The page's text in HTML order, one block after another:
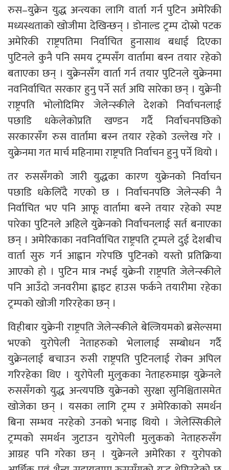
रुस–युक्रेन युद्ध अन्त्यका लागि वार्ता गर्न पुटिन अमेरिकी
मध्यस्थताको खोजीमा देखिन्छन् । डोनाल्ड ट्रम्प दोस्रो पटक
अमेरिकी राष्ट्रपतिमा निर्वाचित हुनासाथ बधाई दिएका
पुटिनले कुनै पनि समय ट्रम्पसँग वार्तामा बस्न तयार रहेको
बताएका छन् । युक्रेनसँग वार्ता गर्न तयार पुटिनले युक्रेनमा
नवनिर्वाचित सरकार हुनु पर्ने सर्त अघि सारेका छन् । युक्रेनी
राष्ट्रपति भोलोदिमिर जेलेन्स्कीले देशको निर्वाचनलाई
पछाडि धकेलेकोप्रति खण्डन गर्दै निर्वाचनपछिको
सरकारसँग रुस वार्तामा बस्न तयार रहेको उल्लेख गरे ।
युक्रेनमा गत मार्च महिनामा राष्ट्रपति निर्वाचन हुनु पर्ने थियो ।
तर रुससँगको जारी युद्धका कारण युक्रेनको निर्वाचन
पछाडि धकेलिँदै गएको छ । निर्वाचनपछि जेलेन्स्की नै
निर्वाचित भए पनि आफू वार्तामा बस्ने तयार रहेको स्पष्ट
पारेका पुटिनले अहिले युक्रेनको निर्वाचनलाई सर्त बनाएका
छन् । अमेरिकाका नवनिर्वाचित राष्ट्रपति ट्रम्पले दुई देशबीच
वार्ता सुरु गर्न आह्वान गरेपछि पुटिनको यस्तो प्रतिक्रिया
आएको हो । पुटिन मात्र नभई युक्रेनी राष्ट्रपति जेलेन्स्कीले
पनि आउँदो जनवरीमा ह्वाइट हाउस फर्कने तयारीमा रहेका
ट्रम्पको खोजी गरिरहेका छन् ।
विहीबार युक्रेनी राष्ट्रपति जेलेन्स्कीले बेल्जियमको ब्रसेल्समा
भएको युरोपेली नेताहरुको भेलालाई सम्बोधन गर्दै
युक्रेनलाई बचाउन रुसी राष्ट्रपति पुटिनलाई रोक्न अपिल
गरिरहेका थिए । युरोपेली मुलुकका नेताहरुमाझ युक्रेनले
रुससँगको युद्ध अन्त्यपछि युक्रेनको सुरक्षा सुनिश्चितासमेत
खोजेका छन् । यसका लागि ट्रम्प र अमेरिकाको समर्थन
बिना सम्भव नरहेको उनको भनाइ थियो । जेलेस्सिकीले
ट्रम्पको समर्थन जुटाउन युरोपेली मुलुकको नेताहरुसँग
आग्रह पनि गरेका छन् । युक्रेनले अमेरिका र युरोपको